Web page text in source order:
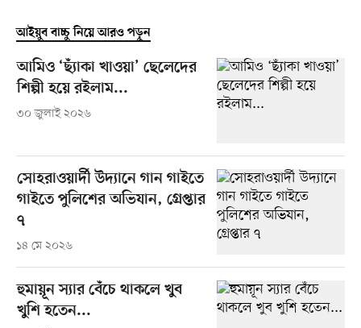
আইয়ুব বাচ্চু নিয়ে আরও পড়ুন
আমিও ‘ছ্যাঁকা খাওয়া’ ছেলেদের
শিল্পী হয়ে রইলাম...
৩০ জুলাই ২০২৬
সোহরাওয়ার্দী উদ্যানে গান গাইতে
গাইতে পুলিশের অভিযান, গ্রেপ্তার
৭
১৪ মে ২০২৬
হুমায়ূন স্যার বেঁচে থাকলে খুব
খুশি হতেন...